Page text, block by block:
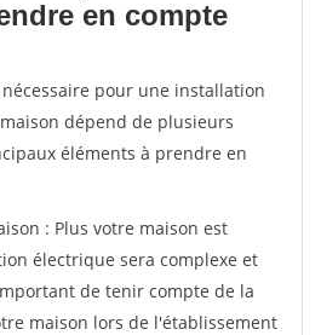
en compte
pour une installation
dépend de plusieurs
éléments à prendre en
: Plus votre maison est
électrique sera complexe et
de tenir compte de la
maison lors de l'établissement